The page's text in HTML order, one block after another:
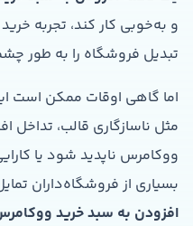
و به‌خوبی کار کند، تجربه
تبدیل فروشگاه را به طور
اما گاهی اوقات ممکن است
مثل ناسازگاری قالب، تداخل
ووکامرس ناپدید شود یا
بسیاری از فروشگاه‌داران
افزودن به سبد خرید